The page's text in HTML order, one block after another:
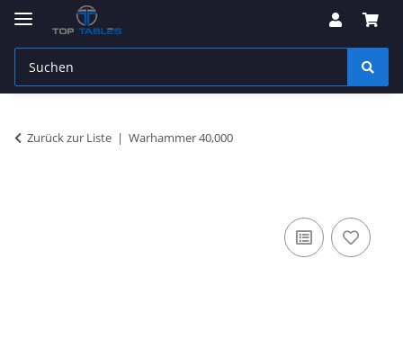
Zurück zur Liste Warhammer 40,000